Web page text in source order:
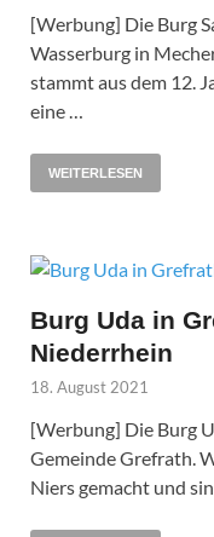
[Werbung] Die Burg
Wasserburg in
stammt aus dem 12.
eine …
WEITERLESEN
Burg Uda in
Niederrhein
18. August 2021
[Werbung] Die Burg
Gemeinde Grefrath.
Niers gemacht und